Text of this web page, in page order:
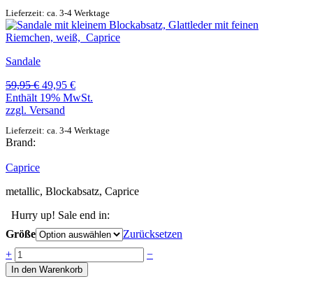
Lieferzeit: ca. 3-4 Werktage
Sandale
59,95€ Ursprünglicher
Preis
war:
49,95 €Aktueller
Preis
Enthält 19% MwSt.
zzgl. Versand
Lieferzeit: ca. 3-4 Werktage
Brand:
Caprice
metallic, Blockabsatz, Caprice
Hurry up! Sale end in:
Größe
Zurücksetzen
Anzahl
+ −
In den Warenkorb